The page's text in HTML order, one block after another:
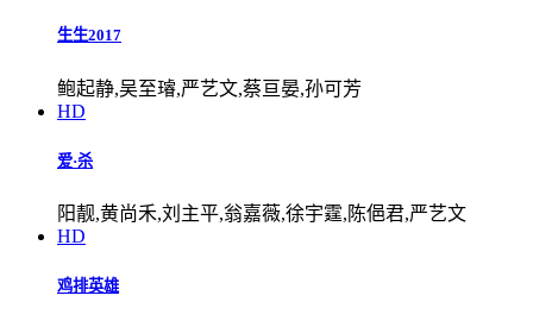
生生2017
鲍起静,吴至璿,严艺文,蔡亘晏,孙可芳
HD
爱·杀
阳靓,黄尚禾,刘主平,翁嘉薇,徐宇霆,陈俋君,严艺文
HD
鸡排英雄